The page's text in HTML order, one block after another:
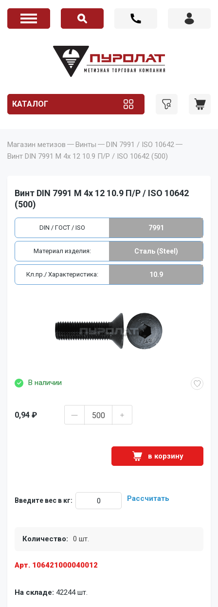
КАТАЛОГ
Магазин метизов Винты
DIN 7991 / ISO 10642
Винт DIN 7991 M 4x 12 10.9 П/Р / ISO 10642 (500)
Винт DIN 7991 M 4x 12 10.9 П/Р / ISO 10642
(500)
Арт. 106421000040012
В наличии
На складе: 42244 шт.
0,94 ₽
в корзину
Введите вес в кг: Рассчитать
Количество: 0 шт.
DIN / ГОСТ / ISO 7991
Материал изделия: Сталь (Steel)
Кл.пр./ Характеристика: 10.9